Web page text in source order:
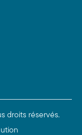
droits réservés.